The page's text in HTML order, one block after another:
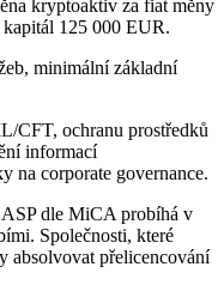
kryptoaktiv za fiat měny
125 000 EUR.
minimální základní
CFT, ochranu prostředků
informací
na corporate governance.
dle MiCA probíhá v
Společnosti, které
absolvovat přelicencování